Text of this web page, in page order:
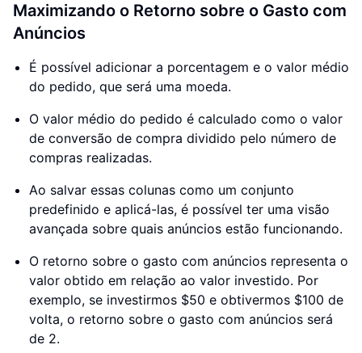
Maximizando o Retorno sobre o Gasto com
Anúncios
É possível adicionar a porcentagem e o valor médio
do pedido, que será uma moeda.
O valor médio do pedido é calculado como o valor
de conversão de compra dividido pelo número de
compras realizadas.
Ao salvar essas colunas como um conjunto
predefinido e aplicá-las, é possível ter uma visão
avançada sobre quais anúncios estão funcionando.
O retorno sobre o gasto com anúncios representa o
valor obtido em relação ao valor investido. Por
exemplo, se investirmos $50 e obtivermos $100 de
volta, o retorno sobre o gasto com anúncios será
de 2.